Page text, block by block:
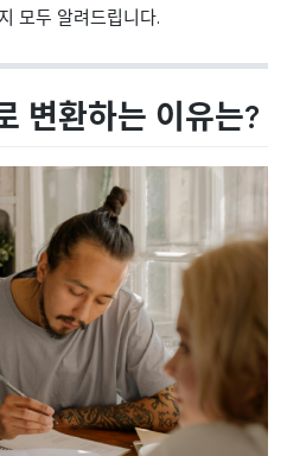
모두 알려드립니다.
변환하는 이유는?